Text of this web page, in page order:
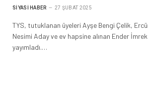
SIYASI HABER 27 ŞUBAT 2025
TYS, tutuklanan üyeleri Ayşe Bengi Çelik,
Nesimi Aday ve ev hapsine alınan Ender
yayımladı.…